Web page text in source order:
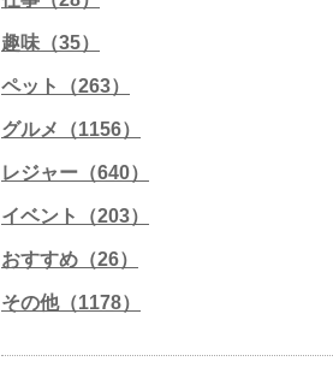
趣味（35）
ペット（263）
グルメ（1156）
レジャー（640）
イベント（203）
おすすめ（26）
その他（1178）